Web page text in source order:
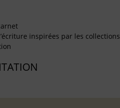
inspirées par les collections